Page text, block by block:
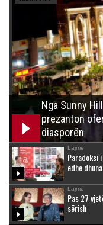
Nga Sunny
prezanton
diasporën
Lajme
Paradoksi
edhe
Lajme
Pas 27
sërish